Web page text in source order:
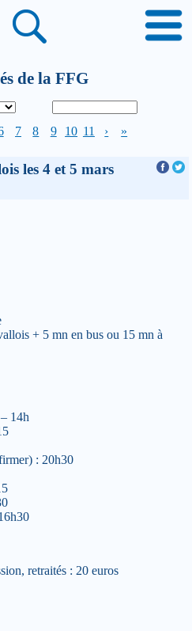
de la FFG
7 8 9 10 11 › »
les 4 et 5 mars
+ 5 mn en bus ou 15 mn à
14h
: 20h30
retraités : 20 euros